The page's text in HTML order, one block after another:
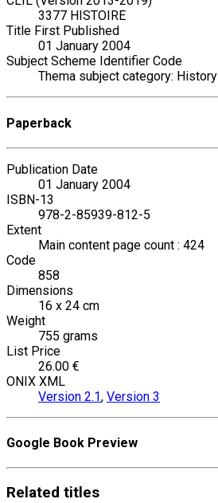
3377 HISTOIRE
Title First Published
01 January 2004
Subject Scheme Identifier Code
Thema subject category: History
Paperback
Publication Date
01 January 2004
ISBN-13
978-2-85939-812-5
Extent
Main content page count : 424
Code
858
Dimensions
16 x 24 cm
Weight
755 grams
List Price
26.00 €
ONIX XML
Version 2.1, Version 3
Google Book Preview
Related titles